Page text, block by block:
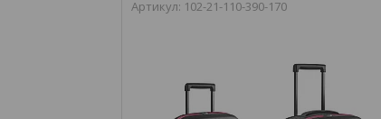
102-21-110-390-170